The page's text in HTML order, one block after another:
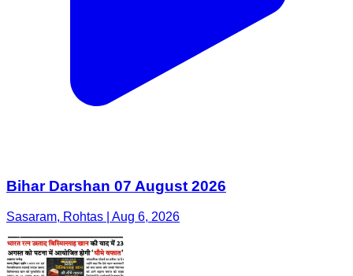
Bihar Darshan 07 August 2026
Sasaram, Rohtas | Aug 6, 2026